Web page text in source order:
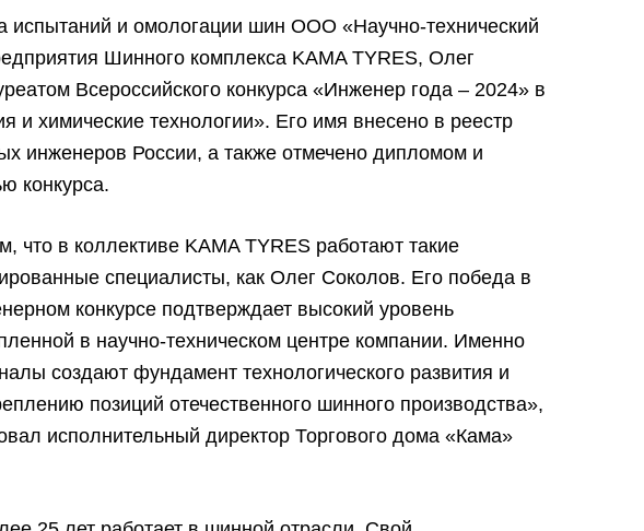
испытаний и омологации шин ООО «Научно-технический
Шинного комплекса KAMA TYRES, Олег
Всероссийского конкурса «Инженер года – 2024» в
и химические технологии». Его имя внесено в реестр
инженеров России, а также отмечено дипломом и
конкурса.
что в коллективе KAMA TYRES работают такие
специалисты, как Олег Соколов. Его победа в
конкурсе подтверждает высокий уровень
в научно-техническом центре компании. Именно
создают фундамент технологического развития и
позиций отечественного шинного производства»,
исполнительный директор Торгового дома «Кама»